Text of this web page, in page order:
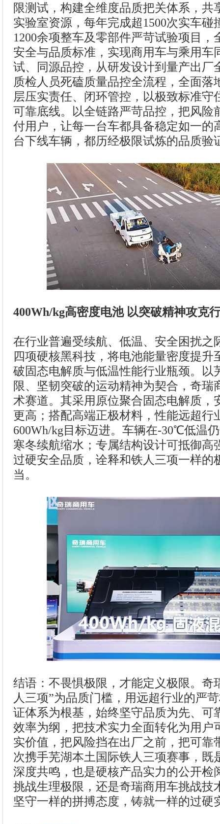
限测试，构建全维度品质把关体系，共
实验室资源，每年完成超1500次实车碰
1200余项整车及零部件严苛试验项目，
安全与品质标准，实现商用车与乘用车
试、同源品控，从研发设计到量产出厂
质检人员死磕质量品控全流程，全面落
层压实责任、闭环管控，以极致标准守
可靠底线。以全链路严苛品控，把风险
付用户，让每一台车都具备稳定如一的
台下线车辆，都历经极限试炼的品质验
400Wh/kg高密度电池 以突破精神攻克
在行业普遍受续航、低温、安全困扰之
四项硬核黑科技，将电池能量密度提升
破固态电解质与低温性能行业瓶颈。以
限、坚韧突破的运动精神为契合，奇瑞
术赛道。其采用原位聚合固态电解质，
更高；搭配高端正极材料，性能远超行
600Wh/kg目标迈进。车辆在-30℃低温
寒冬续航缩水；专属结构设计可抵御高
过硬安全品质，诠释和铁人三项一样的
当。
结语：不畏惧极限，才能定义极限。奇
人三项”为品质门槛，用远超行业的严
证体系为根基，始终坚守品质为先、可
效率为纲，把技术实力全面转化为用户
实价值，把风险挡在出厂之前，把可靠
次携手芜湖本土国际铁人三项赛事，既
深度共鸣，也是硬核产品实力的公开检
挑战生理极限，还是奇瑞商用车挑战技
坚守一样的拼搏态度，铸就一样的过硬